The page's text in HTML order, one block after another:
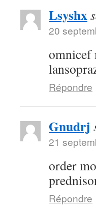
Lsyshx
20
omnicef
Répondre
Gnudrj
21
order
Répondre